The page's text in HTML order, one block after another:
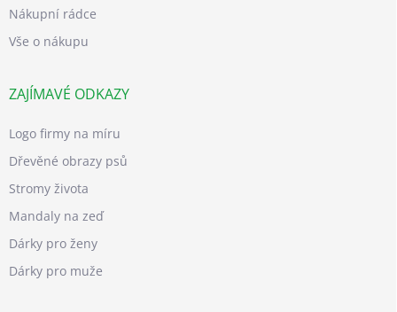
Nákupní rádce
Vše o nákupu
ZAJÍMAVÉ ODKAZY
Logo firmy na míru
Dřevěné obrazy psů
Stromy života
Mandaly na zeď
Dárky pro ženy
Dárky pro muže